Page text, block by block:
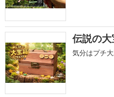
伝説の大
気分はプチ大